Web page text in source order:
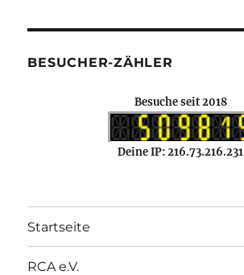
BESUCHER-ZÄHLER
Besuche seit 2018
Deine IP: 216.73.216.231
Startseite
RCA e.V.